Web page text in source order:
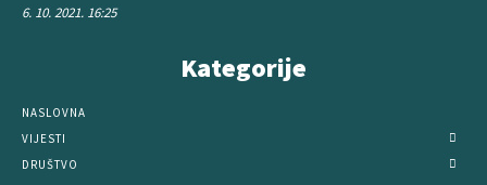
6. 10. 2021. 16:25
Kategorije
NASLOVNA
VIJESTI
DRUŠTVO